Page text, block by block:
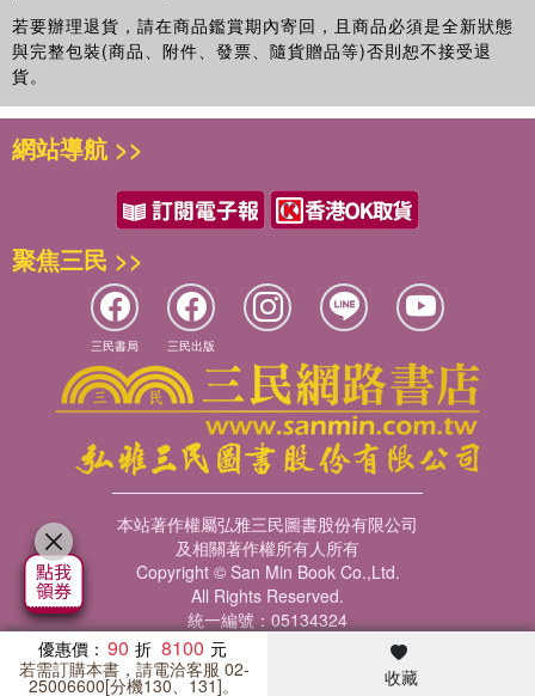
若要辦理退貨，請在商品鑑賞期內寄回，且商品必須是全新狀態
與完整包裝(商品、附件、發票、隨貨贈品等)否則恕不接受退
貨。
優惠價： 90 8100
若需訂購本書，請電洽客服 02-
25006600[分機130、131]。 收藏
暢銷榜 客服中心 瀏覽紀錄
網站導航 >>
聚焦三民 >>
三民書局 三民出版
本站著作權屬弘雅三民圖書股份有限公司
及相關著作權所有人所有
Copyright © San Min Book Co.,Ltd.
All Rights Reserved.
統一編號：05134324